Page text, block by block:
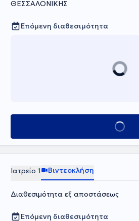
ΘΕΣΣΑΛΟΝΙΚΗΣ
Επόμενη διαθεσιμότητα
Κλείσε
Ιατρείο 1 Βιντεοκλήση
Διαθεσιμότητα εξ αποστάσεως
Επόμενη διαθεσιμότητα